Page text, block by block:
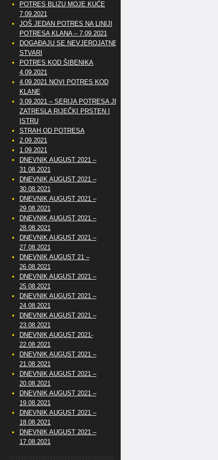
POTRES BLIZU MOJE KUĆE
7.09.2021
JOŠ JEDAN POTRES NA LINIJI
POTRESA KLANA – 7.09.2021
DOGAĐAJU SE NEVJEROJATNE
STVARI
POTRES KOD ŠIBENIKA
4.09.2021
4.09.2021 NOVI POTRES KOD
KLANE
3.09.2021 – SERIJA POTRESA JE
ZATRESLA RIJEČKI PRSTEN I
ISTRU
STRAH OD POTRESA
2.09.2021
1.09.2021
DNEVNIK AUGUST 2021 –
31.08.2021
DNEVNIK AUGUST 2021 –
30.08.2021
DNEVNIK AUGUST 2021 –
29.08.2021
DNEVNIK AUGUST 2021 –
28.08.2021
DNEVNIK AUGUST 2021 –
27.08.2021
DNEVNIK AUGUST 21 –
26.08.2021
DNEVNIK AUGUST 2021 –
25.08.2021
DNEVNIK AUGUST 2021 –
24.08.2021
DNEVNIK AUGUST 2021 –
23.08.2021
DNEVNIK AUGUST 2021-
22.08.2021
DNEVNIK AUGUST 2021 –
21.08.2021
DNEVNIK AUGUST 2021 –
20.08.2021
DNEVNIK AUGUST 2021 –
19.08.2021
DNEVNIK AUGUST 2021 –
18.08.2021
DNEVNIK AUGUST 2021 –
17.08.2021